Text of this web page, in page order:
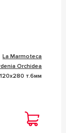
La Marmoteca
Orchidea
120x280 т.6мм